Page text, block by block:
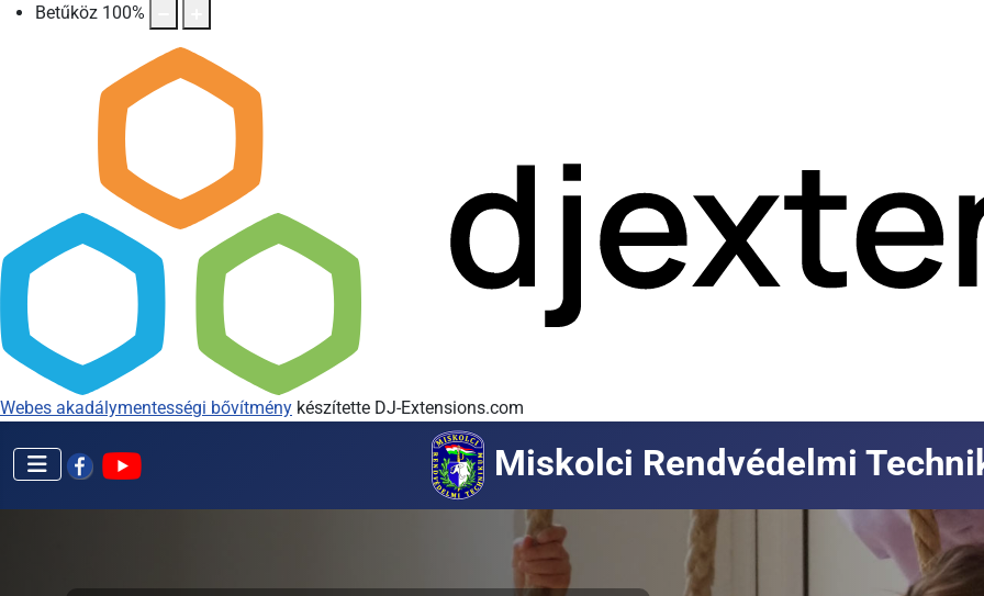
Betűköz 100%
Webes akadálymentességi bővítmény készítette DJ-Extensions.com
Miskolci Rendvédelmi